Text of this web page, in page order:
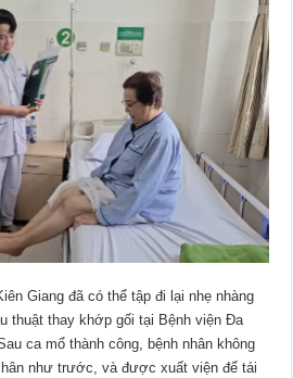
Giang đã có thể tập đi lại nhẹ nhàng
thuật thay khớp gối tại Bệnh viện Đa
ca mổ thành công, bệnh nhân không
như trước, và được xuất viện để tái